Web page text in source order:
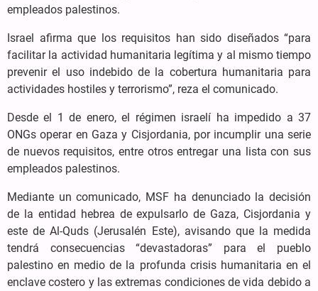
empleados palestinos.
Israel afirma que los requisitos han sido diseñados “para
facilitar la actividad humanitaria legítima y al mismo tiempo
prevenir el uso indebido de la cobertura humanitaria para
actividades hostiles y terrorismo”, reza el comunicado.
Desde el 1 de enero, el régimen israelí ha impedido a 37
ONGs operar en Gaza y Cisjordania, por incumplir una serie
de nuevos requisitos, entre otros entregar una lista con sus
empleados palestinos.
Mediante un comunicado, MSF ha denunciado la decisión
de la entidad hebrea de expulsarlo de Gaza, Cisjordania y
este de Al-Quds (Jerusalén Este), avisando que la medida
tendrá consecuencias “devastadoras” para el pueblo
palestino en medio de la profunda crisis humanitaria en el
enclave costero y las extremas condiciones de vida debido a